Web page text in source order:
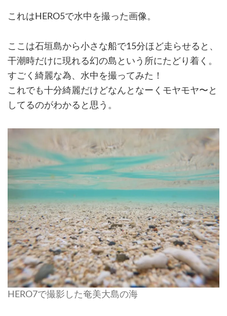
これはHERO5で水中を撮った画像。
ここは石垣島から小さな船で15分ほど走らせると、
干潮時だけに現れる幻の島という所にたどり着く。
すごく綺麗な為、水中を撮ってみた！
これでも十分綺麗だけどなんとなーくモヤモヤ〜と
してるのがわかると思う。
HERO7で撮影した奄美大島の海